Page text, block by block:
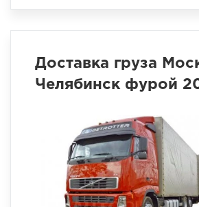
Доставка груза
Челябинск фурой